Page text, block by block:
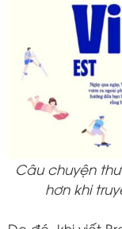
Câu chuyện
hơn khi